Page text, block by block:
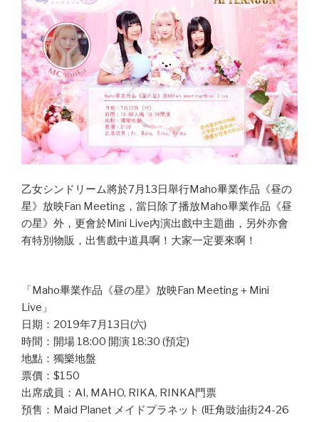
乙女シンドリーム將於7月13日舉行Maho畢業作品《昼の
星》放映Fan Meeting，當日除了播放Maho畢業作品《昼
の星》外，更會於Mini Live內演出戲中主題曲，另外亦會
有特別物販，出售戲中道具啊！大家一定要來啊！
「Maho畢業作品《昼の星》放映Fan Meeting＋Mini
Live」
日期：2019年7月13日(六)
時間：開場 18:00 開演 18:30 (預定)
地點：獨樂地盤
票價：$150
出席成員：AI, MAHO, RIKA, RINKA門票
預售：Maid Planet メイドプラネット (旺角豉油街24-26